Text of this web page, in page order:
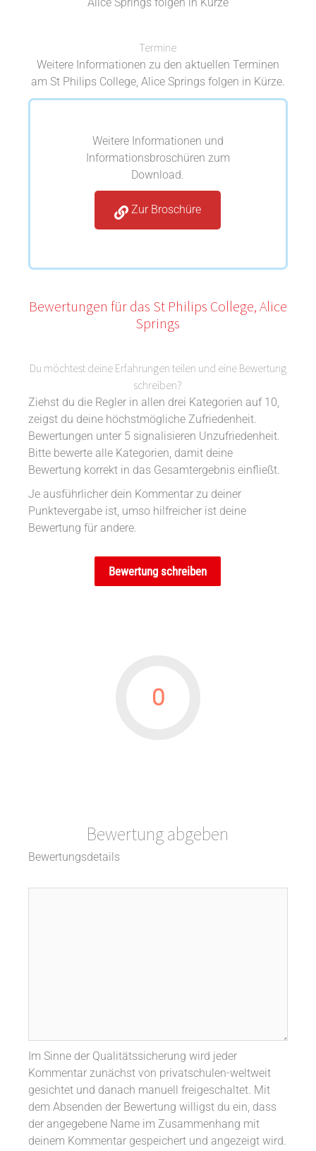
Alice Springs folgen in Kürze
Termine
Weitere Informationen zu den aktuellen Terminen
am St Philips College, Alice Springs folgen in Kürze.
Weitere Informationen und
Informationsbroschüren zum
Download.
Zur Broschüre
Bewertungen für das St Philips College, Alice
Springs
Du möchtest deine Erfahrungen teilen und eine Bewertung
schreiben?
Ziehst du die Regler in allen drei Kategorien auf 10,
zeigst du deine höchstmögliche Zufriedenheit.
Bewertungen unter 5 signalisieren Unzufriedenheit.
Bitte bewerte alle Kategorien, damit deine
Bewertung korrekt in das Gesamtergebnis einfließt.
Je ausführlicher dein Kommentar zu deiner
Punktevergabe ist, umso hilfreicher ist deine
Bewertung für andere.
Bewertung schreiben
0
Bewertung abgeben
Bewertungsdetails
Im Sinne der Qualitätssicherung wird jeder
Kommentar zunächst von privatschulen-weltweit
gesichtet und danach manuell freigeschaltet. Mit
dem Absenden der Bewertung willigst du ein, dass
der angegebene Name im Zusammenhang mit
deinem Kommentar gespeichert und angezeigt wird.